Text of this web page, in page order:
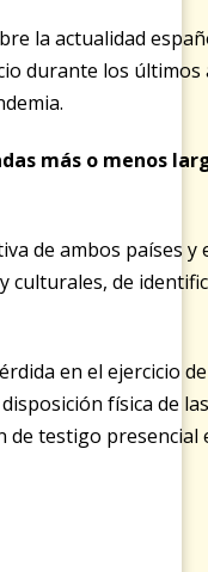
la actualidad
durante los
más o menos
de ambos países y
culturales, de
en el ejercicio
física de
testigo